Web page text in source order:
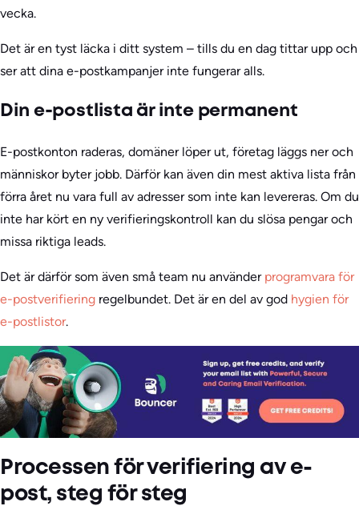
vecka.
Det är en tyst läcka i ditt system – tills du en dag tittar upp och
ser att dina e-postkampanjer inte fungerar alls.
Din e-postlista är inte permanent
E-postkonton raderas, domäner löper ut, företag läggs ner och
människor byter jobb. Därför kan även din mest aktiva lista från
förra året nu vara full av adresser som inte kan levereras. Om du
inte har kört en ny verifieringskontroll kan du slösa pengar och
missa riktiga leads.
Det är därför som även små team nu använder programvara för
e-postverifiering regelbundet. Det är en del av god hygien för
e-postlistor.
Processen för verifiering av e-
post, steg för steg